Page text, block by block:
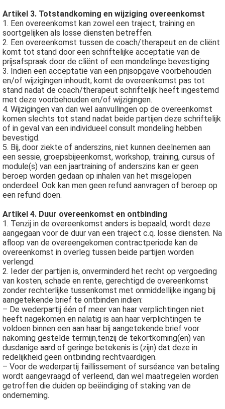
Artikel 3. Totstandkoming en wijziging overeenkomst
1. Een overeenkomst kan zowel een traject, training en
soortgelijken als losse diensten betreffen.
2. Een overeenkomst tussen de coach/therapeut en de cliënt
komt tot stand door een schriftelijke acceptatie van de
prijsafspraak door de cliënt of een mondelinge bevestiging
3. Indien een acceptatie van een prijsopgave voorbehouden
en/of wijzigingen inhoudt, komt de overeenkomst pas tot
stand nadat de coach/therapeut schriftelijk heeft ingestemd
met deze voorbehouden en/of wijzigingen.
4. Wijzigingen van dan wel aanvullingen op de overeenkomst
komen slechts tot stand nadat beide partijen deze schriftelijk
of in geval van een individueel consult mondeling hebben
bevestigd.
5. Bij, door ziekte of anderszins, niet kunnen deelnemen aan
een sessie, groepsbijeenkomst, workshop, training, cursus of
module(s) van een jaartraining of anderszins kan er geen
beroep worden gedaan op inhalen van het misgelopen
onderdeel. Ook kan men geen refund aanvragen of beroep op
een refund doen.
Artikel 4. Duur overeenkomst en ontbinding
1. Tenzij in de overeenkomst anders is bepaald, wordt deze
aangegaan voor de duur van een traject c.q. losse diensten. Na
afloop van de overeengekomen contractperiode kan de
overeenkomst in overleg tussen beide partijen worden
verlengd.
2. Ieder der partijen is, onverminderd het recht op vergoeding
van kosten, schade en rente, gerechtigd de overeenkomst
zonder rechterlijke tussenkomst met onmiddellijke ingang bij
aangetekende brief te ontbinden indien:
– De wederpartij één of meer van haar verplichtingen niet
heeft nagekomen en nalatig is aan haar verplichtingen te
voldoen binnen een aan haar bij aangetekende brief voor
nakoming gestelde termijn,tenzij de tekortkoming(en) van
dusdanige aard of geringe betekenis is (zijn) dat deze in
redelijkheid geen ontbinding rechtvaardigen.
– Voor de wederpartij faillissement of surséance van betaling
wordt aangevraagd of verleend, dan wel maatregelen worden
getroffen die duiden op beëindiging of staking van de
onderneming.